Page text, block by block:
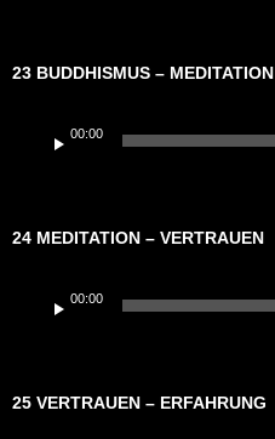
23 BUDDHISMUS – MEDITATION
Player
00:00
24 MEDITATION – VERTRAUEN
Player
00:00
25 VERTRAUEN – ERFAHRUNG